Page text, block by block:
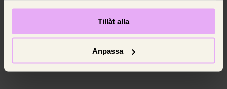
Tillåt alla
Anpassa